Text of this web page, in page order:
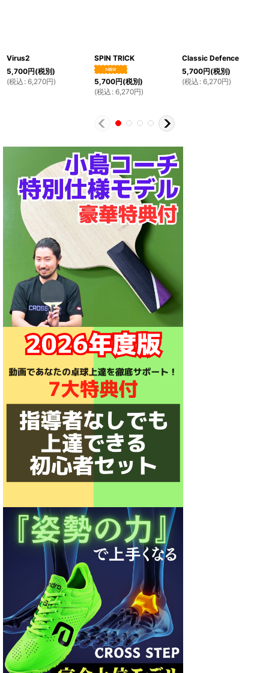
Virus2
5,700円(税別)
(税込 : 6,270円)
SPIN TRICK
5,700円(税別)
(税込 : 6,270円)
Classic Defence
5,700円(税別)
(税込 : 6,270円)